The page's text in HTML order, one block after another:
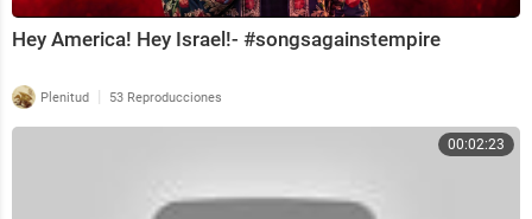
Hey America! Hey Israel!- #songsagainstempire
Plenitud | 53 Reproducciones
00:02:23